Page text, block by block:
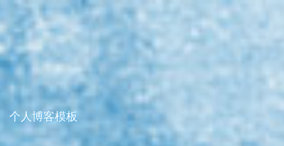
个人博客模板